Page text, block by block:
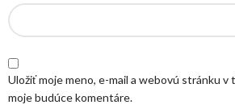
Uložiť moje meno, e-mail a webovú stránku
moje budúce komentáre.